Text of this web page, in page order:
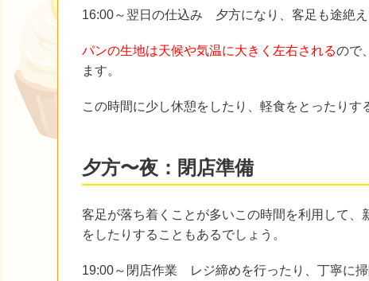
16:00～翌日の仕込み 夕方になり、客足も途絶え
パンの生地は天候や気温に大きく左右されるので
ます。
この時間に少し休憩をしたり、軽食をとったりす
夕方〜夜：閉店準備
客足が落ち着くことが多いこの時間を利用して
をしたりすることもあるでしょう。
19:00～閉店作業 レジ締めを行ったり、丁寧に掃